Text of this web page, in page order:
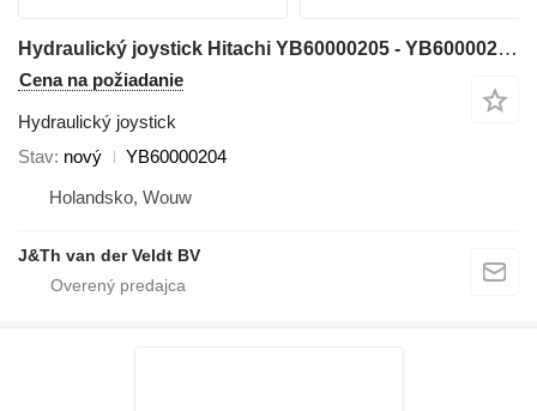
Hydraulický joystick Hitachi YB60000205 - YB60000204 na rýpadla Hitachi ZX200-5G ZX210-5G ZX330-5G ZX240-5G ZX250-5B ZX350-5B ZX280-5G ZX290-5B
Cena na požiadanie
Hydraulický joystick
Stav nový
YB60000204
Holandsko, Wouw
J&Th van der Veldt BV